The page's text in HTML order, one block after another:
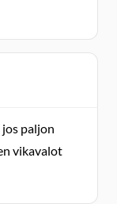
paljon
vikavalot